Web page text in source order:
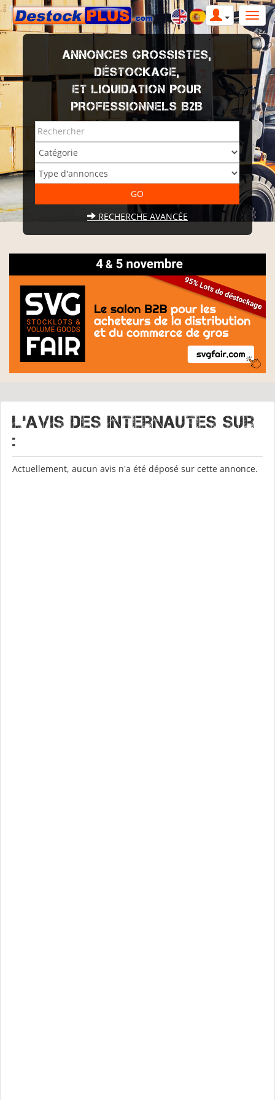
ANNONCES GROSSISTES,
DÉSTOCKAGE,
ET LIQUIDATION POUR
PROFESSIONNELS B2B
RECHERCHE AVANCÉE
L'avis des internautes sur
:
Actuellement, aucun avis n'a été déposé sur cette annonce.